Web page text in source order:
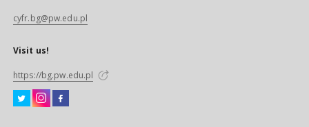
cyfr.bg@pw.edu.pl
Visit us!
https://bg.pw.edu.pl